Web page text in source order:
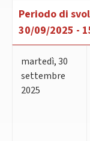
Periodo di
30/09/2025 -
martedì,30
settembre
2025